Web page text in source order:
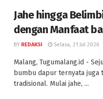
Jahe hingga
dengan Manfaat
BY REDAKSI Selasa, 21 Jul 2026
Malang, Tugumalang.id -
bumbu dapur ternyata juga
tradisional. Mulai jahe, ...